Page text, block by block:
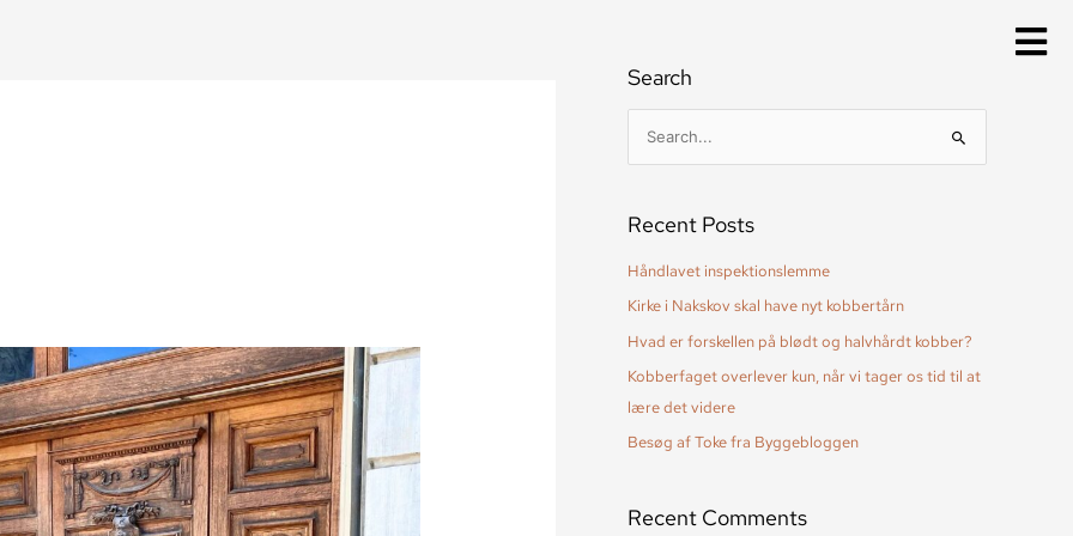
Search
ø
e
f
t
Recent Posts
Håndlavet inspektionslemme
Kirke i Nakskov skal have nyt kobbertårn
Hvad er forskellen på blødt og halvhårdt kobber?
Kobberfaget overlever kun, når vi tager os tid til at
lære det videre
Besøg af Toke fra Byggebloggen
Recent Comments